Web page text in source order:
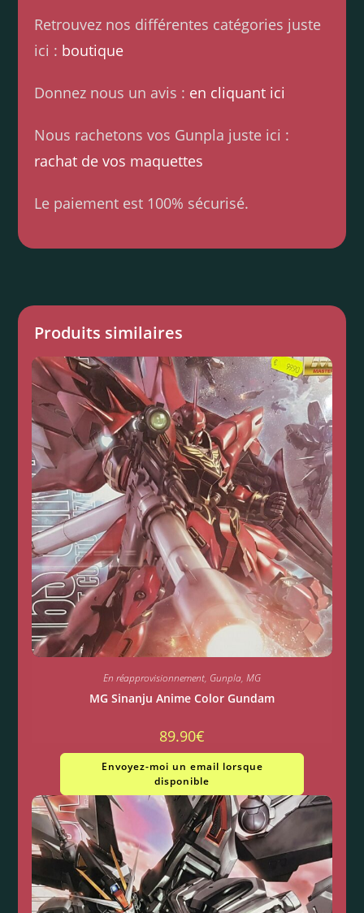
Retrouvez nos différentes catégories juste
ici : boutique
Donnez nous un avis : en cliquant ici
Nous rachetons vos Gunpla juste ici :
rachat de vos maquettes
Le paiement est 100% sécurisé.
Produits similaires
En réapprovisionnement, Gunpla, MG
MG Sinanju Anime Color Gundam
89.90€
Envoyez-moi un email lorsque
disponible